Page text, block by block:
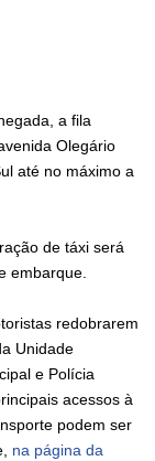
a fila
Olegário
até no máximo a
de táxi será
embarque.
redobrarem
Unidade
e Polícia
acessos à
podem ser
na página da